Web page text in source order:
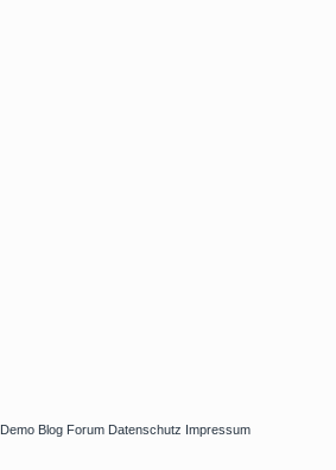
Demo Blog Forum Datenschutz Impressum